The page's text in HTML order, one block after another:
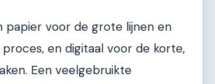
papier voor de grote lijnen en
en digitaal voor de korte,
Een veelgebruikte